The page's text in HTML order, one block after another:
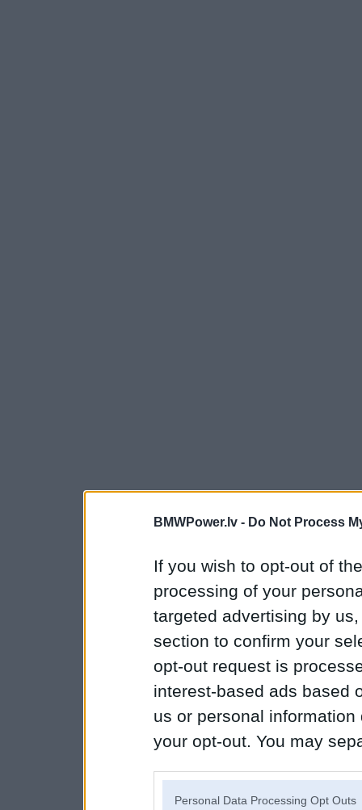
BMWPower.lv - Do Not Process
If you wish to opt-out of
processing of your
targeted advertising by
section to confirm your
opt-out request is
interest-based ads based
us or personal
your opt-out. You may
Personal Data Processing Opt Outs